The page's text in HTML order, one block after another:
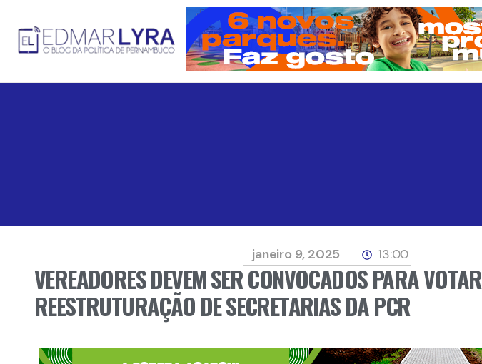
janeiro 9, 2025 13:00
VEREADORES DEVEM SER CONVOCADOS PARA VOTAR
REESTRUTURAÇÃO DE SECRETARIAS DA PCR